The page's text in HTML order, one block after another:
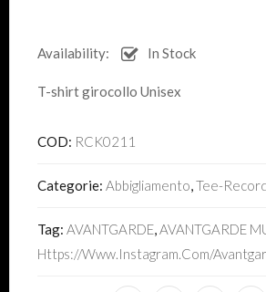
Availability: In Stock
T-shirt girocollo Unisex
COD: RCK0211
Categorie: Abbigliamento,Tee-
Tag: AVANTGARDE,AVANTGARDE
Https://www.instagram.com/